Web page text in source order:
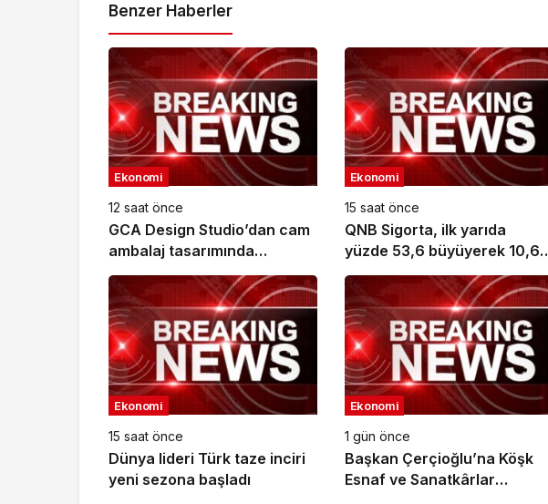
Benzer Haberler
Ekonomi
12 saat önce
GCA Design Studio’dan cam
ambalaj tasarımında
bütüncül yaklaşım
Ekonomi
15 saat önce
QNB Sigorta, ilk yarıda
yüzde 53,6 büyüyerek 10,66
milyar TL prim üretimine
ulaştı
Ekonomi
15 saat önce
Dünya lideri Türk taze inciri
yeni sezona başladı
Ekonomi
1 gün önce
Başkan Çerçioğlu’na Köşk
Esnaf ve Sanatkârlar